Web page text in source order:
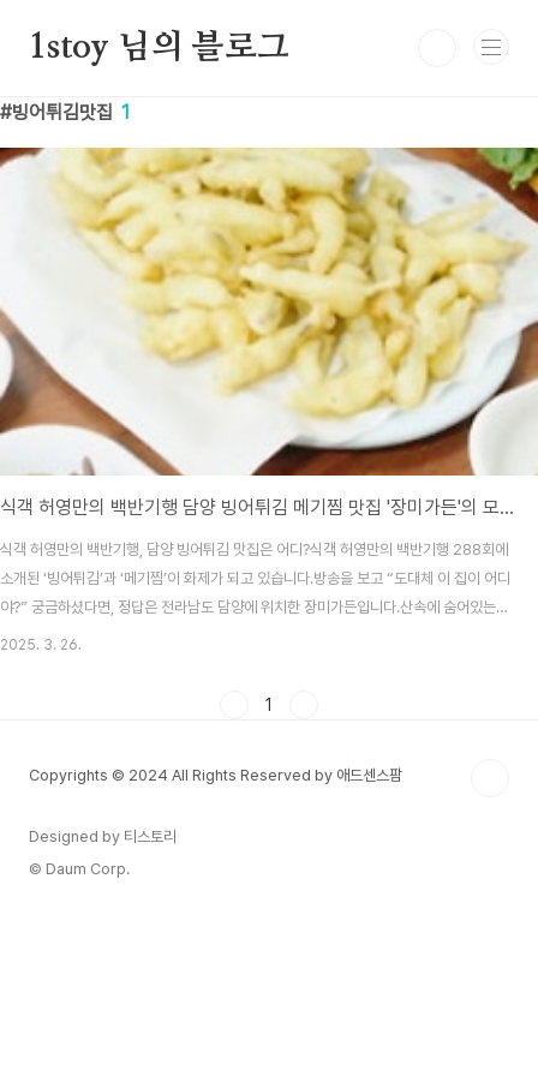
1stoy 님의 블로그
빙어튀김맛집 1
식객 허영만의 백반기행 담양 빙어튀김 메기찜 맛집 '장미가든'의 모든 것!
식객 허영만의 백반기행, 담양 빙어튀김 맛집은 어디?식객 허영만의 백반기행 288회에
소개된 ‘빙어튀김’과 ‘메기찜’이 화제가 되고 있습니다.방송을 보고 “도대체 이 집이 어디
야?” 궁금하셨다면, 정답은 전라남도 담양에 위치한 장미가든입니다.산속에 숨어있는
듯한 이곳은 외관부터 시골의 정취가 가득하고, 정감 있는 분위기 덕분에 어르신들과 가
바삭함을 살린 2차 튀김까지..
2025. 3. 26.
1
Copyrights © 2024 All Rights Reserved by 애드센스팜
Designed by 티스토리
© Daum Corp.